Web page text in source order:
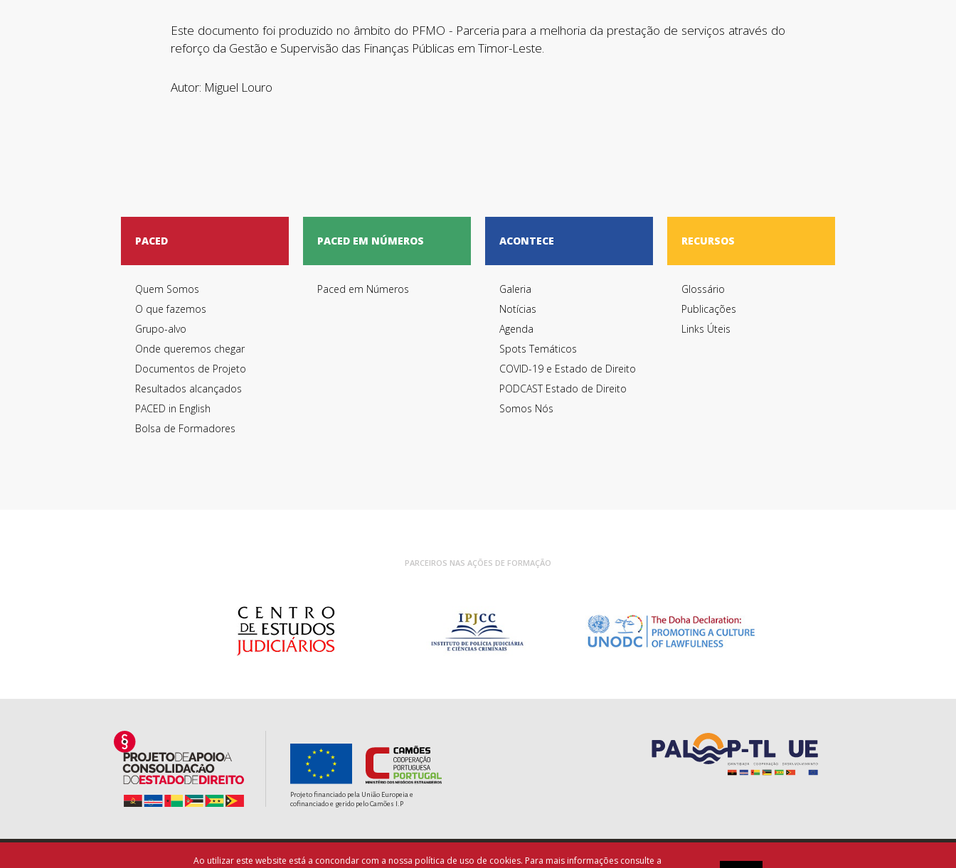
Ao utilizar este website está a concondar com a nossa política de uso de cookies. Para mais informações consulte a
Este documento foi produzido no âmbito do PFMO - Parceria para a melhoria da prestação de serviços através do
reforço da Gestão e Supervisão das Finanças Públicas em Timor-Leste.
Autor: Miguel Louro
PACED
Quem Somos
O que fazemos
Grupo-alvo
Onde queremos chegar
Documentos de Projeto
Resultados alcançados
PACED in English
Bolsa de Formadores
PACED EM NÚMEROS
Paced em Números
ACONTECE
Galeria
Notícias
Agenda
Spots Temáticos
COVID-19 e Estado de Direito
PODCAST Estado de Direito
Somos Nós
RECURSOS
Glossário
Publicações
Links Úteis
PARCEIROS NAS AÇÕES DE FORMAÇÃO
Projeto financiado pela União Europeia e
cofinanciado e gerido pelo Camões I.P
Termos de Utilização